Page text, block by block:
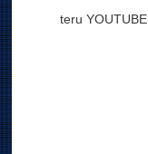
teru YOUTUBE